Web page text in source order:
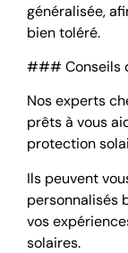
généralisée,
bien toléré.
### Conseils
Nos experts
prêts à vous
protection
Ils peuvent
personnalisés
vos
solaires.